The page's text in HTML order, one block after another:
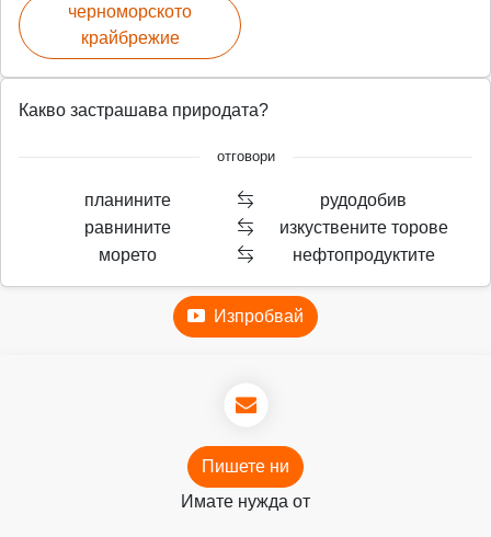
черноморското
крайбрежие
Какво застрашава природата?
отговори
планините
рудодобив
равнините
изкуствените торове
морето
нефтопродуктите
Изпробвай
Пишете ни
Имате нужда от